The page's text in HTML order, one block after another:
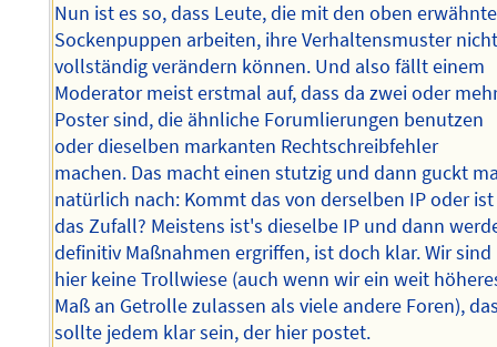
Nun ist es so, dass Leute, die mit den oben
Sockenpuppen arbeiten, ihre Verhaltensmuster
vollständig verändern können. Und also fällt einem
Moderator meist erstmal auf, dass da zwei oder
Poster sind, die ähnliche Forumlierungen benutzen
oder dieselben markanten Rechtschreibfehler
machen. Das macht einen stutzig und dann guckt
natürlich nach: Kommt das von derselben IP oder ist
das Zufall? Meistens ist's dieselbe IP und dann
definitiv Maßnahmen ergriffen, ist doch klar. Wir sind
hier keine Trollwiese (auch wenn wir ein weit
Maß an Getrolle zulassen als viele andere Foren),
sollte jedem klar sein, der hier postet.